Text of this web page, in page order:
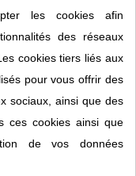
des traces
Ces
aussi de
est
sur la
les cookies afin
des réseaux
cookies tiers liés aux
pour vous offrir des
sociaux, ainsi que des
ces cookies ainsi que
de vos données